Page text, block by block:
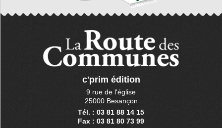
c'prim édition
9 rue de l'église
25000 Besançon
Tél. : 03 81 88 14 15
Fax : 03 81 80 73 99